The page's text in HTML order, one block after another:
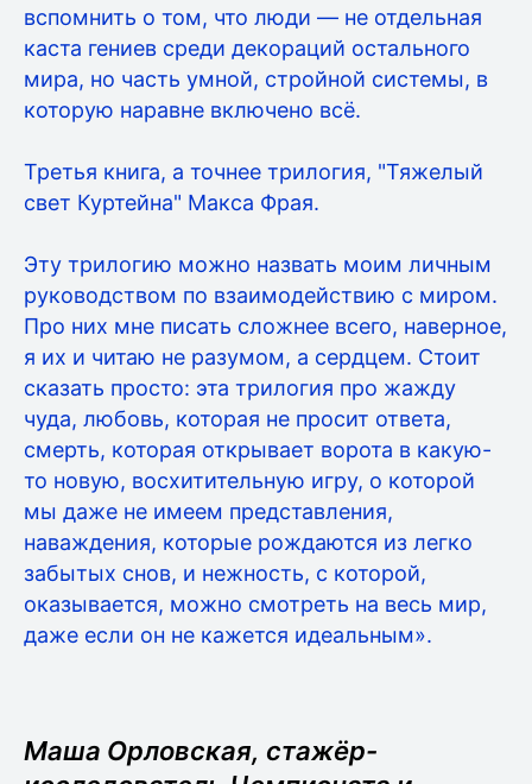
вспомнить о том, что люди — не отдельная
каста гениев среди декораций остального
мира, но часть умной, стройной системы, в
которую наравне включено всё.
Третья книга, а точнее трилогия, "Тяжелый
свет Куртейна" Макса Фрая.
Эту трилогию можно назвать моим личным
руководством по взаимодействию с миром.
Про них мне писать сложнее всего, наверное,
я их и читаю не разумом, а сердцем. Стоит
сказать просто: эта трилогия про жажду
чуда, любовь, которая не просит ответа,
смерть, которая открывает ворота в какую-
то новую, восхитительную игру, о которой
мы даже не имеем представления,
наваждения, которые рождаются из легко
забытых снов, и нежность, с которой,
оказывается, можно смотреть на весь мир,
даже если он не кажется идеальным».
Маша Орловская, стажёр-